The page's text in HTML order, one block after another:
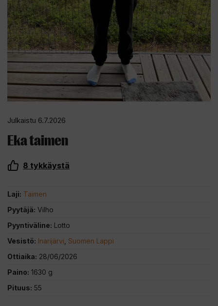
Julkaistu 6.7.2026
Eka taimen
8 tykkäystä
Laji: Taimen
Pyytäjä: Vilho
Pyyntiväline: Lotto
Vesistö: Inarijärvi Suomen Lappi
Ottiaika: 28/06/2026
Paino: 1630 g
Pituus: 55